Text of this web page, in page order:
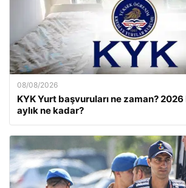
08/08/2026
KYK Yurt başvuruları ne zaman?
aylık ne kadar?